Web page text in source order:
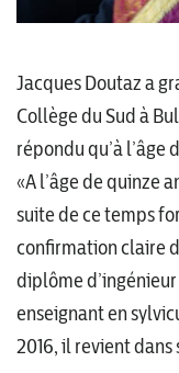
Jacques Doutaz a
Collège du Sud à
répondu qu’à
«A l’âge de quinze
suite de ce temps
confirmation claire
diplôme
enseignant en
2016, il revient